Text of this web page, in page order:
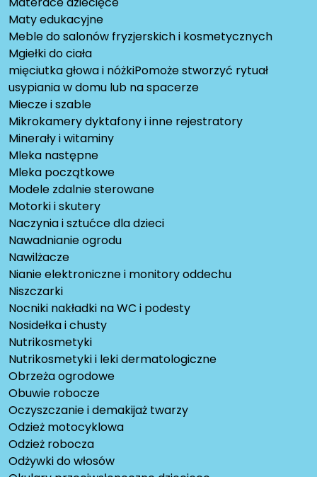
Maty edukacyjne
Meble do salonów fryzjerskich i kosmetycznych
Mgiełki do ciała
mięciutka głowa i nóżkiPomoże stworzyć rytuał
usypiania w domu lub na spacerze
Miecze i szable
Mikrokamery dyktafony i inne rejestratory
Minerały i witaminy
Mleka następne
Mleka początkowe
Modele zdalnie sterowane
Motorki i skutery
Naczynia i sztućce dla dzieci
Nawadnianie ogrodu
Nawilżacze
Nianie elektroniczne i monitory oddechu
Niszczarki
Nocniki nakładki na WC i podesty
Nosidełka i chusty
Nutrikosmetyki
Nutrikosmetyki i leki dermatologiczne
Obrzeża ogrodowe
Obuwie robocze
Oczyszczanie i demakijaż twarzy
Odzież motocyklowa
Odzież robocza
Odżywki do włosów